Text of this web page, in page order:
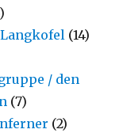
(14)
/ den
(7)
(2)